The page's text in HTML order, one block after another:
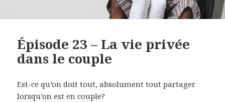
Épisode 23 – La vie privée
dans le couple
Est-ce qu’on doit tout, absolument tout partager
lorsqu’on est en couple?